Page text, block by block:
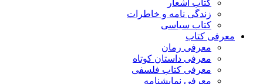
کتاب اشعار
زندگی نامه و خاطرات
کتاب سیاسی
معرفی کتاب
معرفی رمان
معرفی داستان کوتاه
معرفی کتاب فلسفی
معرفی نمایشنامه